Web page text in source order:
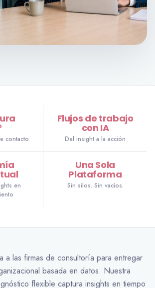
contacto
Flujos de trabajo
con IA
Del insight a la acción
en
Una Sola
Plataforma
Sin silos. Sin vacíos.
a las firmas de consultoría para entregar
basada en datos. Nuestra
flexible captura insights en tiempo